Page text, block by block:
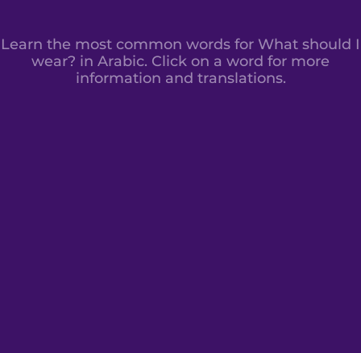
Learn the most common words for What should I
wear? in Arabic. Click on a word for more
information and translations.